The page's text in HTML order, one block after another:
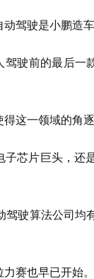
驾驶是小鹏造车
驶前的最后
这一领域的角逐
芯片巨头，
驾驶算法公司
赛也早已开始。